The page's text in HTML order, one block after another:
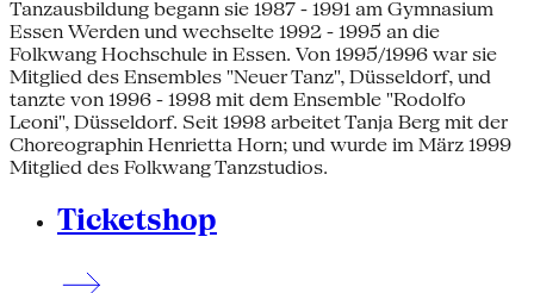
Tanzausbildung begann sie 1987 - 1991 am Gymnasium
Essen Werden und wechselte 1992 - 1995 an die
Folkwang Hochschule in Essen. Von 1995/1996 war sie
Mitglied des Ensembles "Neuer Tanz", Düsseldorf, und
tanzte von 1996 - 1998 mit dem Ensemble "Rodolfo
Leoni", Düsseldorf. Seit 1998 arbeitet Tanja Berg mit der
Choreographin Henrietta Horn; und wurde im März 1999
Mitglied des Folkwang Tanzstudios.
Ticketshop